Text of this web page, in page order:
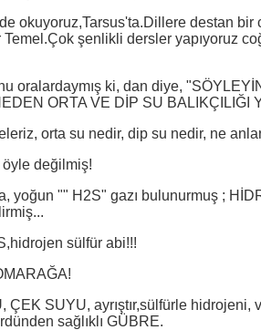
okuyoruz,Tarsus'ta.Dillere destan bir
şenlikli dersler yapıyoruz
oralardaymış ki, dan diye,
ORTA VE DİP SU BALIKÇILIĞI
orta su nedir, dip su nedir, ne
öyle değilmiş!
yoğun "" H2S" gazı bulunurmuş ;
sülfür abi!!!
ÇEK SUYU, ayrıştır,sülfürle hidrojeni,
sağlıklı GÜBRE.